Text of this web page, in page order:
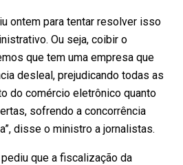
ontem para tentar resolver isso
Ou seja, coibir o
que tem uma empresa que
desleal, prejudicando todas as
do comércio eletrônico quanto
sofrendo a concorrência
disse o ministro a jornalistas.
que a fiscalização da